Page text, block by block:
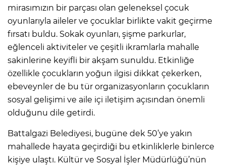
mirasımızın bir parçası olan geleneksel çocuk
oyunlarıyla aileler ve çocuklar birlikte vakit geçirme
fırsatı buldu. Sokak oyunları, şişme parkurlar,
eğlenceli aktiviteler ve çeşitli ikramlarla mahalle
sakinlerine keyifli bir akşam sunuldu. Etkinliğe
özellikle çocukların yoğun ilgisi dikkat çekerken,
ebeveynler de bu tür organizasyonların çocukların
sosyal gelişimi ve aile içi iletişim açısından önemli
olduğunu dile getirdi.
Battalgazi Belediyesi, bugüne dek 50’ye yakın
mahallede hayata geçirdiği bu etkinliklerle binlerce
kişiye ulaştı. Kültür ve Sosyal İşler Müdürlüğü’nün